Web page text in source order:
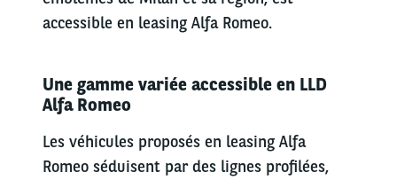
accessible en leasing Alfa Romeo.
Une gamme variée accessible en LLD
Alfa Romeo
Les véhicules proposés en leasing Alfa
Romeo séduisent par des lignes profilées,